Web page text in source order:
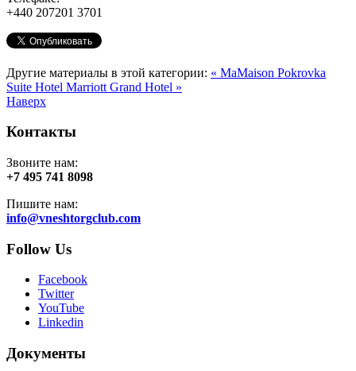
+440 207201 3701
Другие материалы в этой категории: « MaMaison Pokrovka
Suite Hotel Marriott Grand Hotel »
Наверх
Контакты
Звоните нам:
+7 495 741 8098
Пишите нам:
info@vneshtorgclub.com
Follow Us
Facebook
Twitter
YouTube
Linkedin
Документы